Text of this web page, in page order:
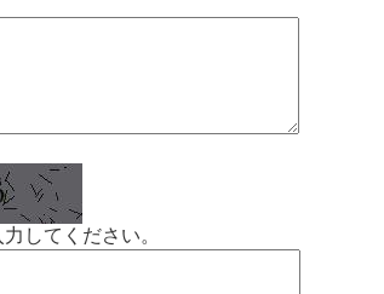
してください。